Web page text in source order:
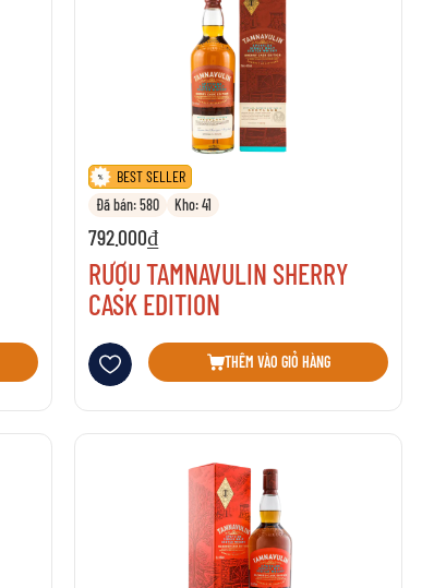
BEST SELLER
Đã bán: 580
Kho: 41
792.000₫
RƯỢU TAMNAVULIN SHERRY
CASK EDITION
Thêm vào danh sách yêu thích
THÊM VÀO GIỎ HÀNG